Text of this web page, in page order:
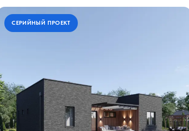
СЕРИЙНЫЙ ПРОЕКТ
СЕРИЙНЫЙ ПРОЕКТ